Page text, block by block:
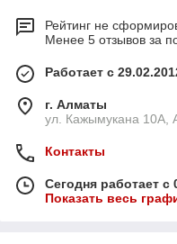
Рейтинг не
Менее 5 отзывов за
Работает с
г. Алматы
ул. Кажымукана 10А,
Контакты
Сегодня работает с
Показать весь